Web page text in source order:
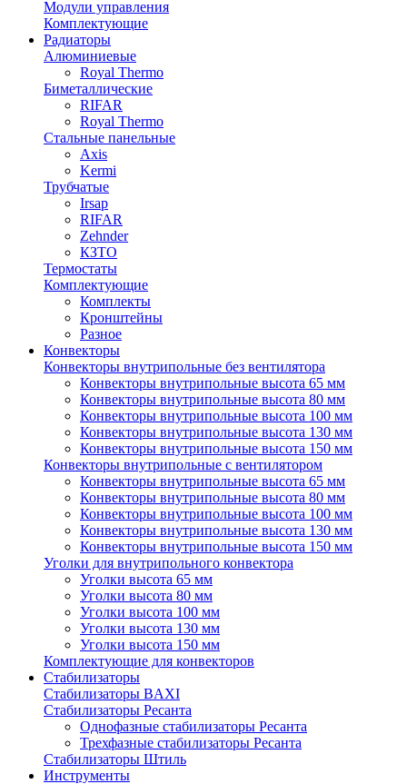
Модули управления
Комплектующие
Радиаторы
Алюминиевые
Royal Thermo
Биметаллические
RIFAR
Royal Thermo
Стальные панельные
Axis
Kermi
Трубчатые
Irsap
RIFAR
Zehnder
КЗТО
Термостаты
Комплектующие
Комплекты
Кронштейны
Разное
Конвекторы
Конвекторы внутрипольные без вентилятора
Конвекторы внутрипольные высота 65 мм
Конвекторы внутрипольные высота 80 мм
Конвекторы внутрипольные высота 100 мм
Конвекторы внутрипольные высота 130 мм
Конвекторы внутрипольные высота 150 мм
Конвекторы внутрипольные с вентилятором
Конвекторы внутрипольные высота 65 мм
Конвекторы внутрипольные высота 80 мм
Конвекторы внутрипольные высота 100 мм
Конвекторы внутрипольные высота 130 мм
Конвекторы внутрипольные высота 150 мм
Уголки для внутрипольного конвектора
Уголки высота 65 мм
Уголки высота 80 мм
Уголки высота 100 мм
Уголки высота 130 мм
Уголки высота 150 мм
Комплектующие для конвекторов
Стабилизаторы
Стабилизаторы BAXI
Стабилизаторы Ресанта
Однофазные стабилизаторы Ресанта
Трехфазные стабилизаторы Ресанта
Стабилизаторы Штиль
Инструменты